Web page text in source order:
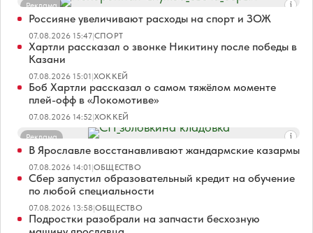
Реклама
Россияне увеличивают расходы на спорт и ЗОЖ
07.08.2026 15:47|СПОРТ
Хартли рассказал о звонке Никитину после победы в
Казани
07.08.2026 15:01|ХОККЕЙ
Боб Хартли рассказал о самом тяжёлом моменте
плей-офф в «Локомотиве»
07.08.2026 14:52|ХОККЕЙ
Реклама
В Ярославле восстанавливают жандармские казармы
07.08.2026 14:01|ОБЩЕСТВО
Сбер запустил образовательный кредит на обучение
по любой специальности
07.08.2026 13:58|ОБЩЕСТВО
Подростки разобрали на запчасти бесхозную